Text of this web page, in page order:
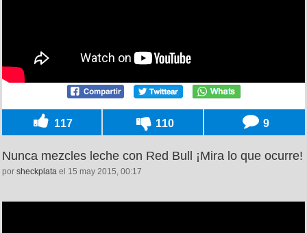
117 110 9
Nunca mezcles leche con Red Bull ¡Mira lo que ocurre!
por sheckplata el 15 may 2015, 00:17